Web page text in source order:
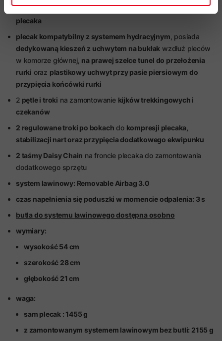
zintegrowany uchwyt na kaskznajdujący się naspodzie
plecaka
plecak kompatybilny z systemem hydracyjnym , posiada
dedykowaną kieszeń z uchwytem na bukłak wzdłuż pleców
w komorze głównej, na prawej szelce tunel do przełożenia
rurki oraz plastikowy uchwyt przy pasie piersiowym do
przypięcia końcówki rurki
2 pętle i troki na zamontowanie kijków trekkingowych i
czekanów
2 regulowane troki po bokach do kompresji plecaka,
stabilizacji nart oraz przypięcia dodatkowego ekwipunku
2 taśmy Daisy Chain na froncie plecaka do zamontowania
dodatkowego sprzętu
system lawinowy: Removable Airbag 3.0
czas napełnienia się poduszki w momencie odpalenia: 3 s
butla do systemu lawinowego dostępna osobno
wymiary:
wysokość 54 cm
szerokość 28 cm
głębokość 21 cm
waga:
sam plecak : 1455 g
z zamontowanym systemem lawinowym bez butli: 2155 g